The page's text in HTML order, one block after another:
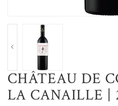
CHÂTEAU DE
LA CANAILLE |